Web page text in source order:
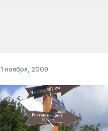
1 ноября, 2009